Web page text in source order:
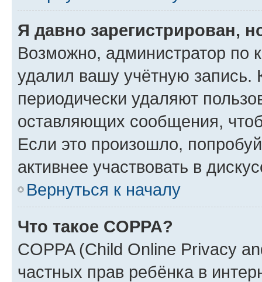
Я давно зарегистрирован,
Возможно, администратор по
удалил вашу учётную запись.
периодически удаляют
оставляющих сообщения,
Если это произошло,
активнее участвовать в
Вернуться к началу
Что такое COPPA?
COPPA (Child Online Privacy
частных прав ребёнка в